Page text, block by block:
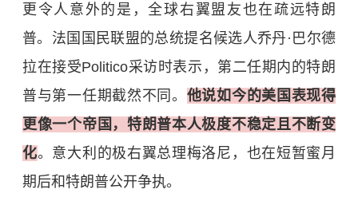
更令人意外的是，全球右翼盟友也在疏远特朗
普。法国国民联盟的总统提名候选人乔丹·巴尔德
拉在接受Politico采访时表示，第二任期内的特朗
普与第一任期截然不同。 他说如今的美国表现得
更像一个帝国，特朗普本人极度不稳定且不断变
化。意大利的极右翼总理梅洛尼，也在短暂蜜月
期后和特朗普公开争执。